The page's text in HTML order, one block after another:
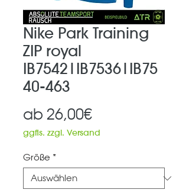
Nike Park Training
ZIP royal
IB7542|IB7536|IB75
40-463
ab 26,00€Sale-
Preis
ggfls. zzgl. Versand
Größe *